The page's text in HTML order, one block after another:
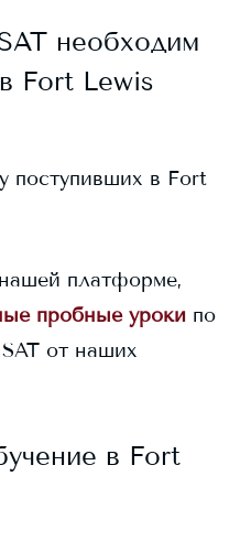
необходим
Fort Lewis
поступивших в Fort
платформе,
пробные уроки по
от наших
в Fort